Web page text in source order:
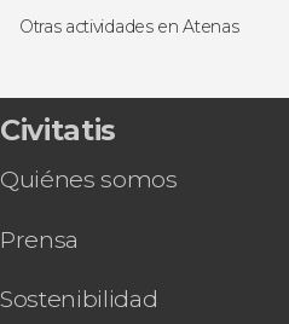
Acrópolis de Atenas
Otras actividades en Atenas
Excursión a Delfos
Tour por Atenas +
Tour gastronómico por
Ferry entre Atenas y
Free tour gastronómico
Civitatis
Quiénes somos
Prensa
Sostenibilidad